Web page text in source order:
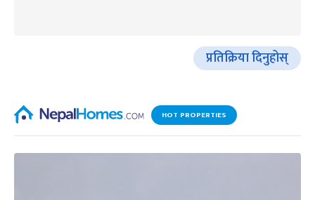
प्रतिक्रिया दिनुहोस्
HOT PROPERTIES